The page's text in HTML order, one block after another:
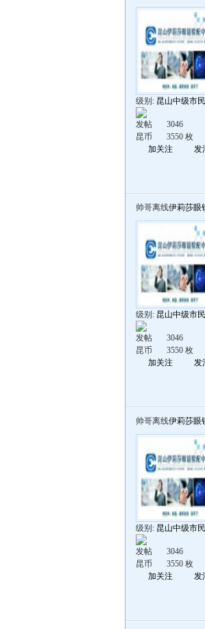
级别: 昆山中级市民
发帖
3046
昆币
3550 枚
加关注
发
帅哥离线伊莉莎眼
级别: 昆山中级市民
发帖
3046
昆币
3550 枚
加关注
发
帅哥离线伊莉莎眼
级别: 昆山中级市民
发帖
3046
昆币
3550 枚
加关注
发